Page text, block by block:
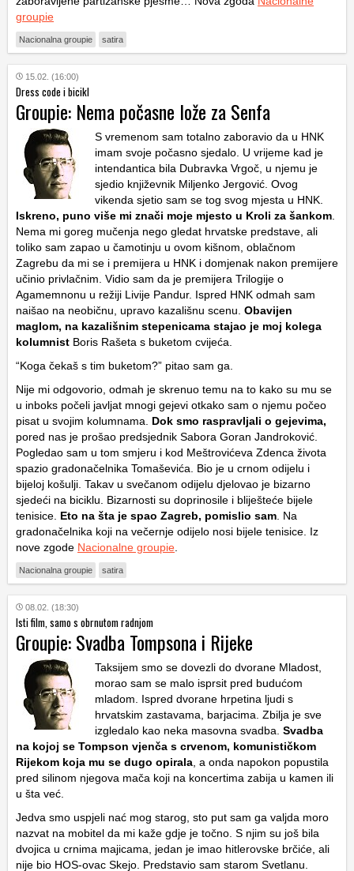
groupie
Nacionalna groupie satira
15.02. (16:00)
Dress code i bicikl
Groupie: Nema počasne lože za Senfa
S vremenom sam totalno zaboravio da u HNK
imam svoje počasno sjedalo. U vrijeme kad je
intendantica bila Dubravka Vrgoč, u njemu je
sjedio književnik Miljenko Jergović. Ovog
vikenda sjetio sam se tog svog mjesta u HNK.
Iskreno, puno više mi znači moje mjesto u Kroli za šankom
Nema mi goreg mučenja nego gledat hrvatske predstave, ali
toliko sam zapao u čamotinju u ovom kišnom, oblačnom
Zagrebu da mi se i premijera u HNK i domjenak nakon premijere
učinio privlačnim. Vidio sam da je premijera Trilogije o
Agamemnonu u režiji Livije Pandur. Ispred HNK odmah sam
naišao na neobičnu, upravo kazališnu scenu. Obavijen
maglom, na kazališnim stepenicama stajao je moj kolega
kolumnist Boris Rašeta s buketom cvijeća.
“Koga čekaš s tim buketom?” pitao sam ga.
Nije mi odgovorio, odmah je skrenuo temu na to kako su mu se
u inboks počeli javljat mnogi gejevi otkako sam o njemu počeo
pisat u svojim kolumnama. Dok smo raspravljali o gejevima,
pored nas je prošao predsjednik Sabora Goran Jandroković.
Pogledao sam u tom smjeru i kod Meštrovićeva Zdenca života
spazio gradonačelnika Tomaševića. Bio je u crnom odijelu i
bijeloj košulji. Takav u svečanom odijelu djelovao je bizarno
sjedeći na biciklu. Bizarnosti su doprinosile i bliješteće bijele
tenisice. Eto na šta je spao Zagreb, pomislio sam . Na
gradonačelnika koji na večernje odijelo nosi bijele tenisice. Iz
nove zgode Nacionalne groupie
Nacionalna groupie satira
08.02. (18:30)
Isti film, samo s obrnutom radnjom
Groupie: Svadba Tompsona i Rijeke
Taksijem smo se dovezli do dvorane Mladost,
morao sam se malo isprsit pred budućom
mladom. Ispred dvorane hrpetina ljudi s
hrvatskim zastavama, barjacima. Zbilja je sve
izgledalo kao neka masovna svadba. Svadba
na kojoj se Tompson vjenča s crvenom, komunističkom
Rijekom koja mu se dugo opirala , a onda napokon popustila
pred silinom njegova mača koji na koncertima zabija u kamen ili
u šta već.
Jedva smo uspjeli nać mog starog, sto put sam ga valjda moro
nazvat na mobitel da mi kaže gdje je točno. S njim su još bila
dvojica u crnima majicama, jedan je imao hitlerovske brčiće, ali
nije bio HOS-ovac Skejo. Predstavio sam starom Svetlanu.